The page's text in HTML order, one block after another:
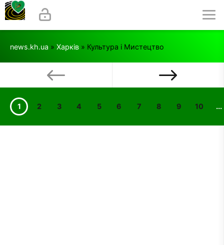
news.kh.ua » Харків » Культура і Мистецтво
1 2 3 4 5 6 7 8 9 10 ...